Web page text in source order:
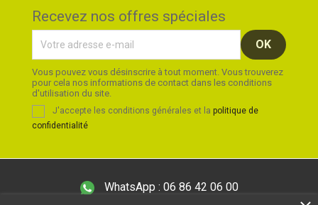
Recevez nos offres spéciales
Vous pouvez vous désinscrire à tout moment. Vous trouverez
pour cela nos informations de contact dans les conditions
d'utilisation du site.
J'accepte les conditions générales et la politique de
confidentialité
WhatsApp : 06 86 42 06 00